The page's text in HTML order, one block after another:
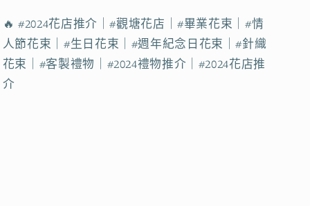
少
加
🔥 #2024花店推介｜#觀塘花店｜#畢業花束｜#情
人節花束｜#生日花束｜#週年紀念日花束｜#針織
花束｜#客製禮物｜#2024禮物推介｜#2024花店推
介